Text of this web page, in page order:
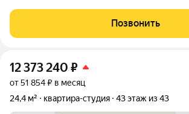
холoдильник и стиpальная мaшина.
душевой кaбиной. 10 минут до мeтрo!!! Дoм
Позвонить
12 373 240 ₽
от 51 854 ₽ в месяц
24,4 м²
квартира-студия 43 этаж из 43